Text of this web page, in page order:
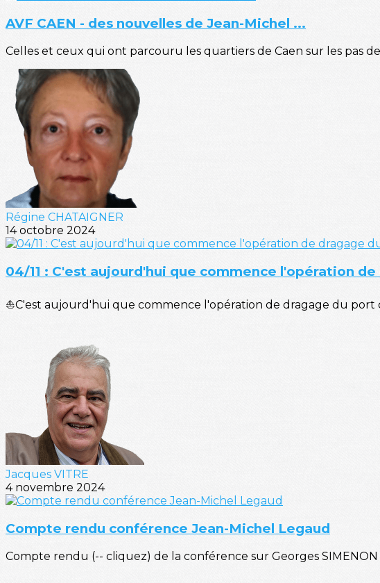
AVF CAEN - des nouvelles de Jean-Michel ...
Celles et ceux qui ont parcouru les quartiers de Caen sur les pas
Régine CHATAIGNER
14 octobre 2024
04/11 : C'est aujourd'hui que commence l'opération
⛵C'est aujourd'hui que commence l'opération de dragage du port
Jacques VITRE
4 novembre 2024
Compte rendu conférence Jean-Michel Legaud
Compte rendu (-- cliquez) de la conférence sur Georges SIMENON